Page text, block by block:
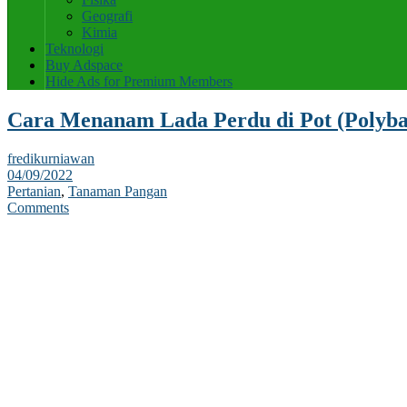
Geografi
Kimia
Teknologi
Buy Adspace
Hide Ads for Premium Members
Cara Menanam Lada Perdu di Pot
fredikurniawan
04/09/2022
Pertanian, Tanaman Pangan
Comments